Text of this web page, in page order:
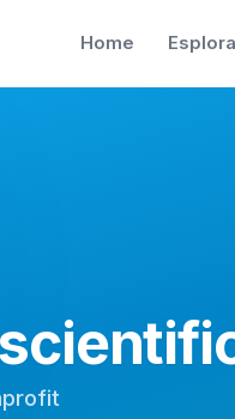
Home Esplora